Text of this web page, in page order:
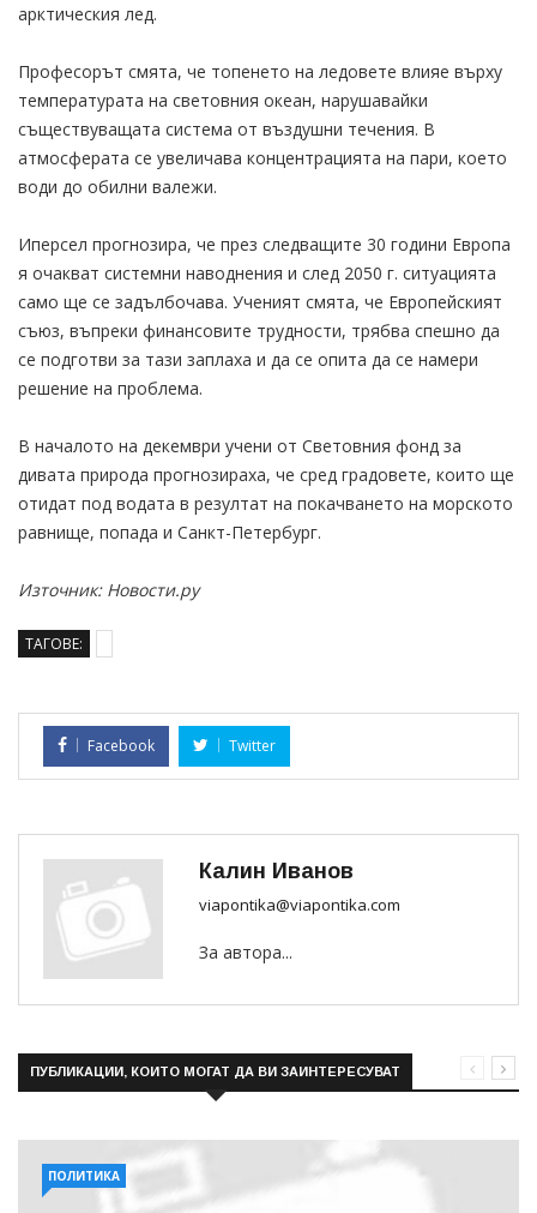
арктическия лед.
Професорът смята, че топенето на ледовете влияе върху
температурата на световния океан, нарушавайки
съществуващата система от въздушни течения. В
атмосферата се увеличава концентрацията на пари, което
води до обилни валежи.
Иперсел прогнозира, че през следващите 30 години Европа
я очакват системни наводнения и след 2050 г. ситуацията
само ще се задълбочава. Ученият смята, че Европейският
съюз, въпреки финансовите трудности, трябва спешно да
се подготви за тази заплаха и да се опита да се намери
решение на проблема.
В началото на декември учени от Световния фонд за
дивата природа прогнозираха, че сред градовете, които ще
отидат под водата в резултат на покачването на морското
равнище, попада и Санкт-Петербург.
Източник: Новости.ру
ТАГОВЕ:
Facebook Twitter
Калин Иванов
viapontika@viapontika.com
За автора...
ПУБЛИКАЦИИ, КОИТО МОГАТ ДА ВИ ЗАИНТЕРЕСУВАТ
ПОЛИТИКА